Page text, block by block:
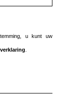
u kunt uw